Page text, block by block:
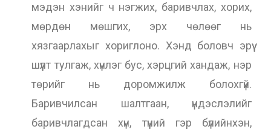
мэдэн хэнийг ч нэгжих, баривчлах, хорих,
мөрдөн мөшгих, эрх чөлөөг нь
хязгаарлахыг хориглоно. Хэнд боловч эрүү
шүүлт тулгаж, хүнлэг бус, хэрцгий хандаж, нэр
төрийг нь доромжилж болохгүй.
Баривчилсан шалтгаан, үндэслэлийг
баривчлагдсан хүн, түүний гэр бүлийнхэн,